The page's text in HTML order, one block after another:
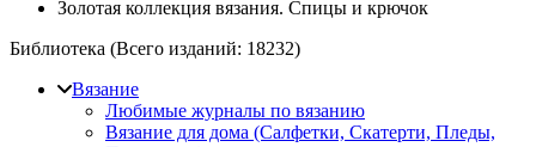
Золотая коллекция вязания. Спицы и крючок
Библиотека (Всего изданий: 18232)
Вязание
Любимые журналы по вязанию
Вязание для дома (Салфетки, Скатерти, Пледы,